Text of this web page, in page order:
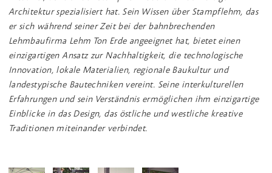
Architektur spezialisiert hat. Sein Wissen über Stampflehm, das
er sich während seiner Zeit bei der bahnbrechenden
Lehmbaufirma Lehm Ton Erde angeeignet hat, bietet einen
einzigartigen Ansatz zur Nachhaltigkeit, die technologische
Innovation, lokale Materialien, regionale Baukultur und
landestypische Bautechniken vereint. Seine interkulturellen
Erfahrungen und sein Verständnis ermöglichen ihm einzigartige
Einblicke in das Design, das östliche und westliche kreative
Traditionen miteinander verbindet.